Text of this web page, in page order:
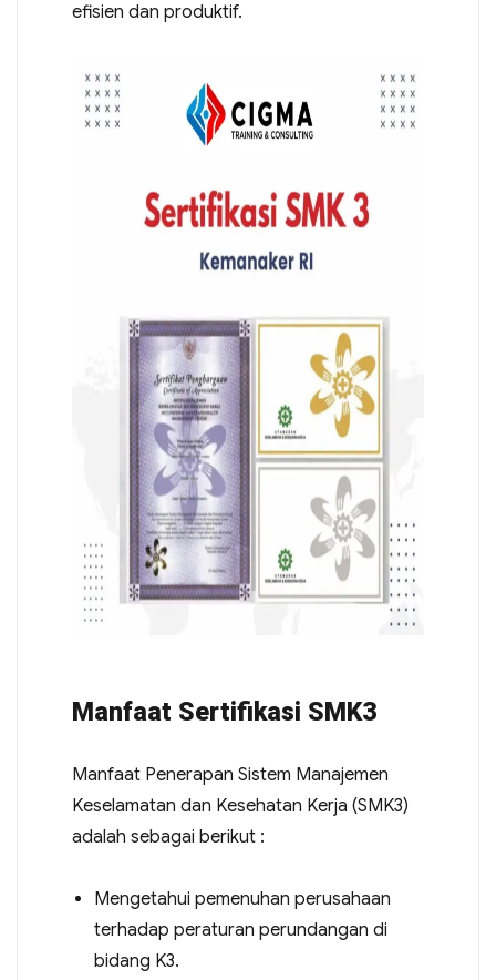
efisien dan produktif.
Manfaat Sertifikasi SMK3
Manfaat Penerapan Sistem Manajemen
Keselamatan dan Kesehatan Kerja (SMK3)
adalah sebagai berikut :
Mengetahui pemenuhan perusahaan
terhadap peraturan perundangan di
bidang K3.